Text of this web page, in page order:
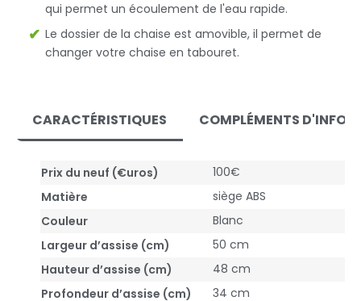
qui permet un écoulement de l'eau rapide.
Le dossier de la chaise est amovible, il permet de
changer votre chaise en tabouret.
CARACTÉRISTIQUES COMPLÉMENTS
Prix du neuf (€uros)
100€
Matière
siège ABS
Couleur
Blanc
Largeur d’assise (cm)
50 cm
Hauteur d’assise (cm)
48 cm
Profondeur d’assise (cm)
34 cm